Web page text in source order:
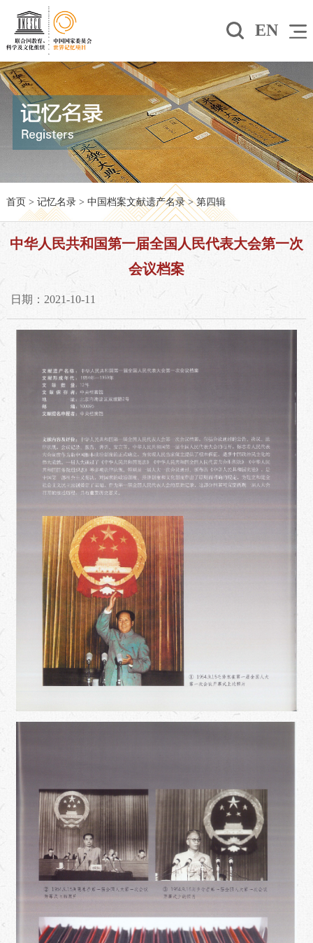
EN
首页> 记忆名录> 中国档案文献遗产名录>第四辑
中华人民共和国第一届全国人民代表大会第一次
会议档案
日期：2021-10-11